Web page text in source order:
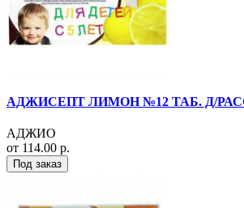
АДЖИСЕПТ ЛИМОН №12 ТАБ. Д/
АДЖИО
от 114.00 р.
Под заказ